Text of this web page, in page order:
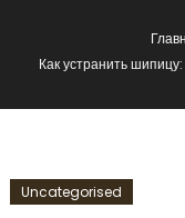
Как устранить
Uncategorised